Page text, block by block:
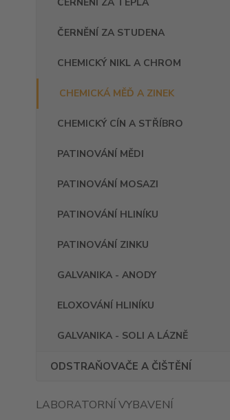
ČERNĚNÍ ZA STUDENA
CHEMICKÝ NIKL A CHROM
CHEMICKÁ MĚĎ A ZINEK
CHEMICKÝ CÍN A STŘÍBRO
PATINOVÁNÍ MĚDI
PATINOVÁNÍ MOSAZI
PATINOVÁNÍ HLINÍKU
PATINOVÁNÍ ZINKU
GALVANIKA - ANODY
ELOXOVÁNÍ HLINÍKU
GALVANIKA - SOLI A LÁZNĚ
ODSTRAŇOVAČE A ČIŠTĚNÍ
LABORATORNÍ VYBAVENÍ